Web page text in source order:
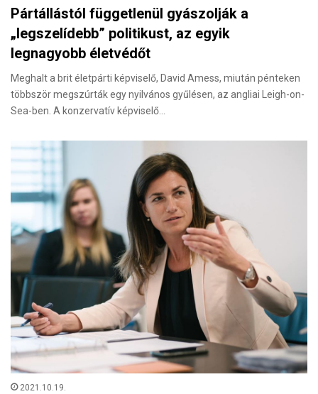
Pártállástól függetlenül gyászolják a
„legszelídebb” politikust, az egyik
legnagyobb életvédőt
Meghalt a brit életpárti képviselő, David Amess, miután pénteken
többször megszúrták egy nyilvános gyűlésen, az angliai Leigh-on-
Sea-ben. A konzervatív képviselő…
2021.10.19.